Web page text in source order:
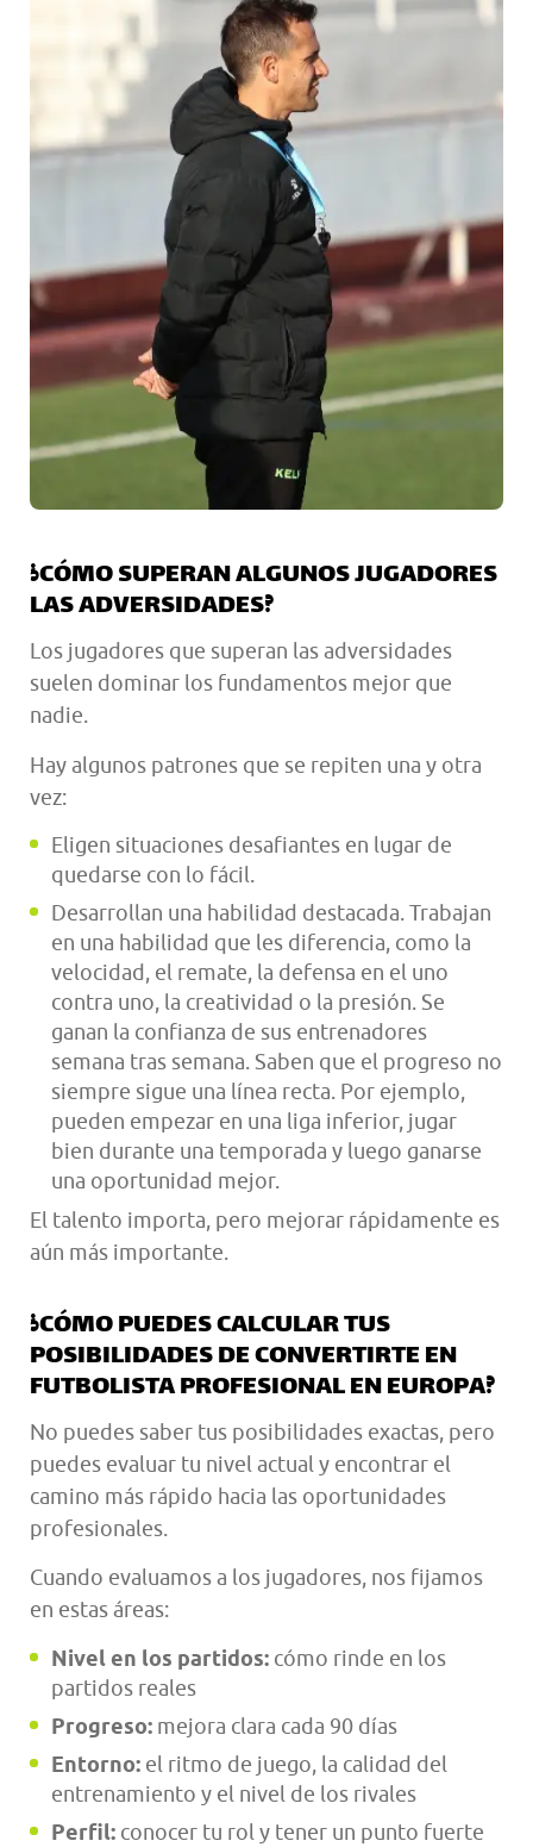
¿CÓMO SUPERAN ALGUNOS JUGADORES
LAS ADVERSIDADES?
Los jugadores que superan las adversidades
suelen dominar los fundamentos mejor que
nadie.
Hay algunos patrones que se repiten una y otra
vez:
Eligen situaciones desafiantes en lugar de
quedarse con lo fácil.
Desarrollan una habilidad destacada. Trabajan
en una habilidad que les diferencia, como la
velocidad, el remate, la defensa en el uno
contra uno, la creatividad o la presión. Se
ganan la confianza de sus entrenadores
semana tras semana. Saben que el progreso no
siempre sigue una línea recta. Por ejemplo,
pueden empezar en una liga inferior, jugar
bien durante una temporada y luego ganarse
una oportunidad mejor.
El talento importa, pero mejorar rápidamente es
aún más importante.
¿CÓMO PUEDES CALCULAR TUS
POSIBILIDADES DE CONVERTIRTE EN
FUTBOLISTA PROFESIONAL EN EUROPA?
No puedes saber tus posibilidades exactas, pero
puedes evaluar tu nivel actual y encontrar el
camino más rápido hacia las oportunidades
profesionales.
Cuando evaluamos a los jugadores, nos fijamos
en estas áreas:
Nivel en los partidos: cómo rinde en los
partidos reales
Progreso: mejora clara cada 90 días
Entorno: el ritmo de juego, la calidad del
entrenamiento y el nivel de los rivales
Perfil: conocer tu rol y tener un punto fuerte